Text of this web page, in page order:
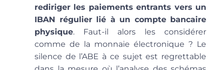
rediriger les paiements entrants vers un
IBAN régulier lié à un compte bancaire
physique. Faut-il alors les considérer
comme de la monnaie électronique ? Le
silence de l’ABE à ce sujet est regrettable